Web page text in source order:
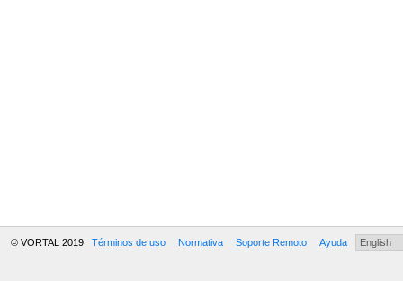
© VORTAL 2019 Términos de uso Normativa Soporte Remoto Ayuda